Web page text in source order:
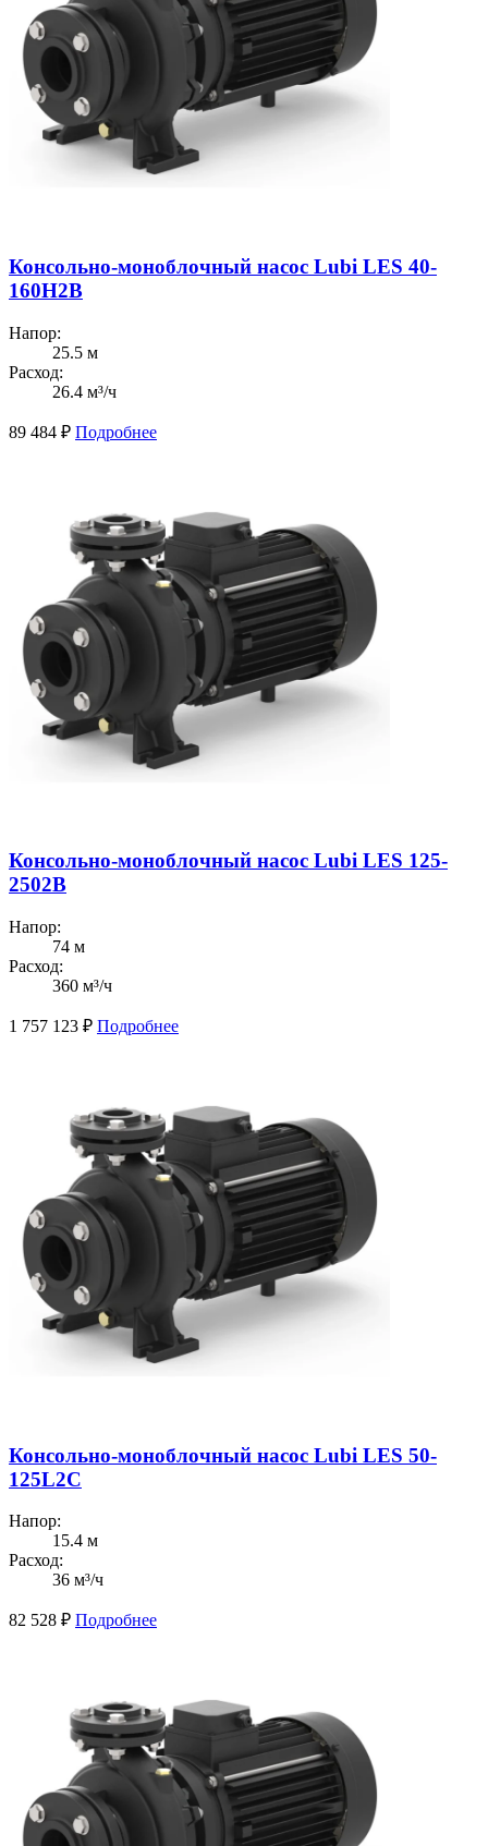
Консольно-моноблочный насос Lubi LES 40-
160H2B
Напор:
25.5 м
Расход:
26.4 м³/ч
89 484 ₽ Подробнее
Консольно-моноблочный насос Lubi LES 125-
2502B
Напор:
74 м
Расход:
360 м³/ч
1 757 123 ₽ Подробнее
Консольно-моноблочный насос Lubi LES 50-
125L2C
Напор:
15.4 м
Расход:
36 м³/ч
82 528 ₽ Подробнее